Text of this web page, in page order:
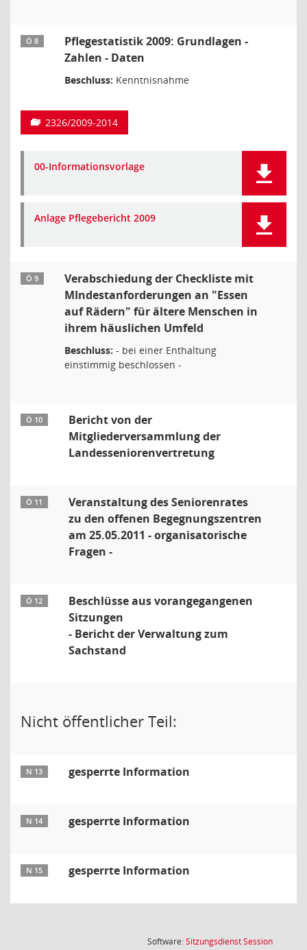
Ö 8
Pflegestatistik 2009: Grundlagen -
Zahlen - Daten
Beschluss: Kenntnisnahme
2326/2009-2014
00-Informationsvorlage
Anlage Pflegebericht 2009
Ö 9
Verabschiedung der Checkliste mit
MIndestanforderungen an "Essen
auf Rädern" für ältere Menschen in
ihrem häuslichen Umfeld
Beschluss: - bei einer Enthaltung
einstimmig beschlossen -
Ö 10
Bericht von der
Mitgliederversammlung der
Landesseniorenvertretung
Ö 11
Veranstaltung des Seniorenrates
zu den offenen Begegnungszentren
am 25.05.2011 - organisatorische
Fragen -
Ö 12
Beschlüsse aus vorangegangenen
Sitzungen
- Bericht der Verwaltung zum
Sachstand
Nicht öffentlicher Teil:
N 13 gesperrte Information
N 14 gesperrte Information
N 15 gesperrte Information
Software:SitzungsdienstSession(Wird in